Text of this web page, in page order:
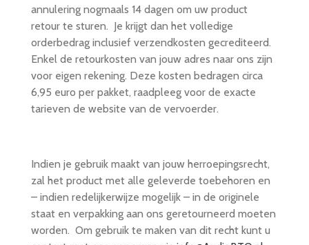
annulering nogmaals 14 dagen om uw product
retour te sturen. Je krijgt dan het volledige
orderbedrag inclusief verzendkosten gecrediteerd.
Enkel de retourkosten van jouw adres naar ons zijn
voor eigen rekening. Deze kosten bedragen circa
6,95 euro per pakket, raadpleeg voor de exacte
tarieven de website van de vervoerder.
Indien je gebruik maakt van jouw herroepingsrecht,
zal het product met alle geleverde toebehoren en
– indien redelijkerwijze mogelijk – in de originele
staat en verpakking aan ons geretourneerd moeten
worden. Om gebruik te maken van dit recht kunt u